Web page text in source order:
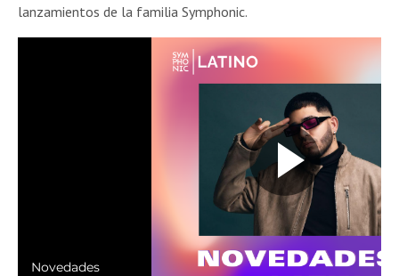
lanzamientos de la familia Symphonic.